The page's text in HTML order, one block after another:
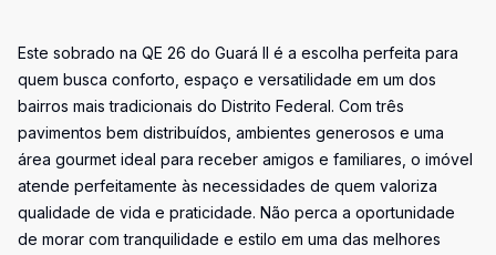
Este sobrado na QE 26 do Guará II é a escolha perfeita para
quem busca conforto, espaço e versatilidade em um dos
bairros mais tradicionais do Distrito Federal. Com três
pavimentos bem distribuídos, ambientes generosos e uma
área gourmet ideal para receber amigos e familiares, o imóvel
atende perfeitamente às necessidades de quem valoriza
qualidade de vida e praticidade. Não perca a oportunidade
de morar com tranquilidade e estilo em uma das melhores